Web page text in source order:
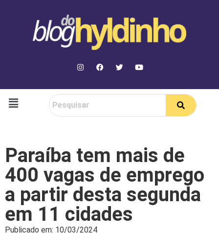
Paraíba tem mais de
400 vagas de emprego
a partir desta segunda
em 11 cidades
Publicado em: 10/03/2024